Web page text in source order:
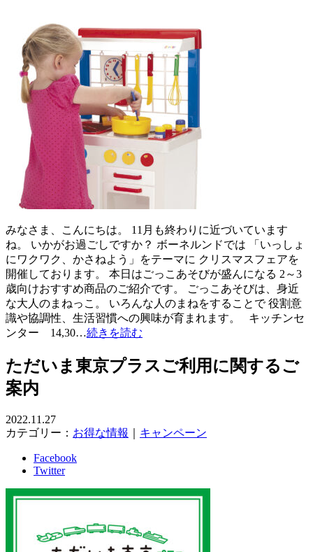
みなさま、こんにちは。 11月も終わりに近づいています
ね。 いかがお過ごしですか？ ボーネルンドでは 「いっしょ
にワクワク、かさねよう」をテーマに クリスマスフェアを
開催しております。 本日はごっこあそびが盛んになる 2～3
歳向けおすすめ商品のご紹介です。 ごっこあそびは、身近
な大人のまねっこ。 いろんな人のまねをすることで 役割意
識や協調性、生活習慣への興味が育まれます。 キッチンセ
ンター 14,30…続きを読む
ただいま東京プラスご利用に関するご
案内
2022.11.27
カテゴリー： お得な情報 キャンペーン
Facebook
Twitter